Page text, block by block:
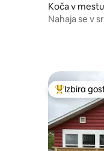
Koča v
Nahaja se v
Najbolj
Izbira